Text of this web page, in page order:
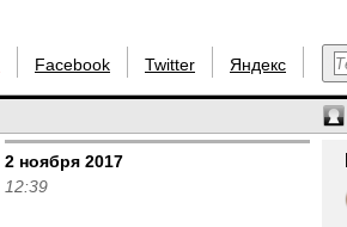
Facebook Twitter Яндекс
2 ноября 2017
12:39